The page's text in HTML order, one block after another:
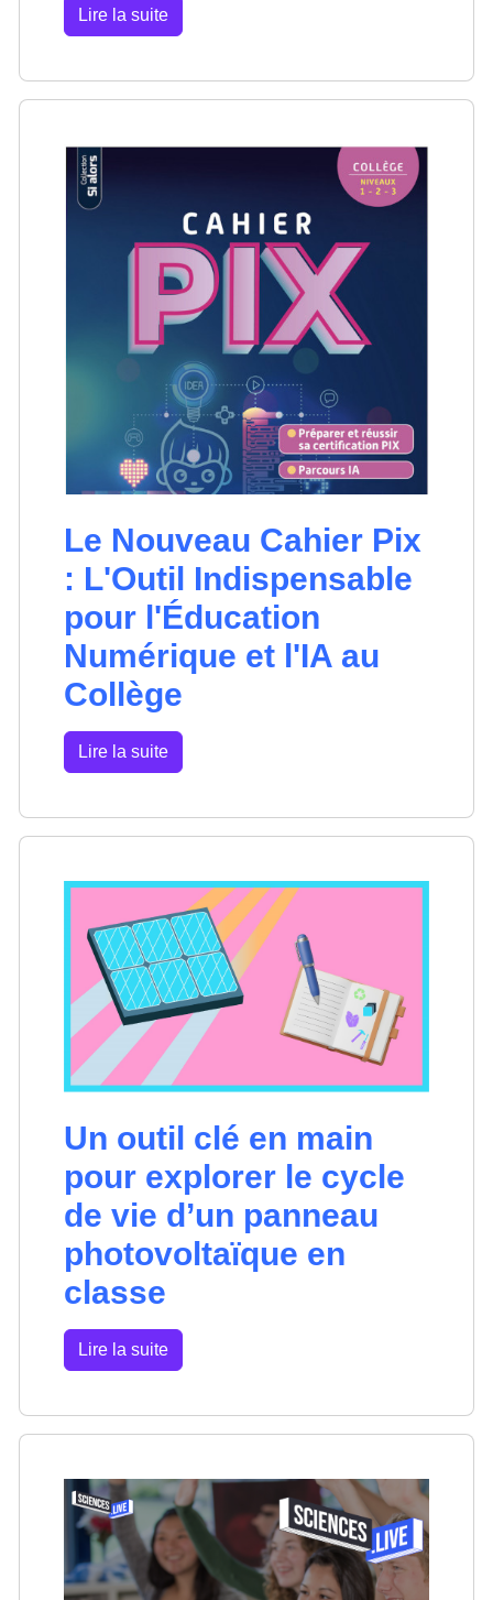
Lire la suite
Le Nouveau Cahier Pix
: L'Outil Indispensable
pour l'Éducation
Numérique et l'IA au
Collège
Lire la suite
Un outil clé en main
pour explorer le cycle
de vie d’un panneau
photovoltaïque en
classe
Lire la suite